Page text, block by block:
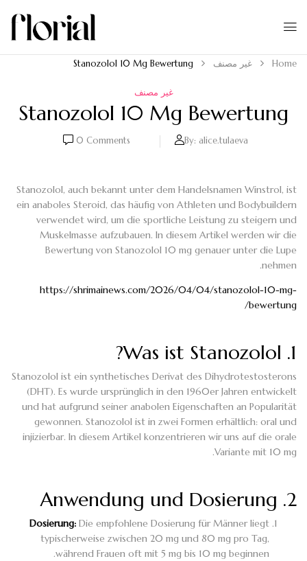
Home غير مصنف Stanozolol 10 Mg Bewertung
غير مصنف
Stanozolol 10 Mg Bewertung
By: alice.tulaeva
0 Comments
Stanozolol, auch bekannt unter dem Handelsnamen Winstrol, ist
ein anaboles Steroid, das häufig von Athleten und Bodybuildern
verwendet wird, um die sportliche Leistung zu steigern und
Muskelmasse aufzubauen. In diesem Artikel werden wir die
Bewertung von Stanozolol 10 mg genauer unter die Lupe
nehmen.
https://shrimainews.com/2026/04/04/stanozolol-10-mg-
bewertung/
1. Was ist Stanozolol?
Stanozolol ist ein synthetisches Derivat des Dihydrotestosterons
(DHT). Es wurde ursprünglich in den 1960er Jahren entwickelt
und hat aufgrund seiner anabolen Eigenschaften an Popularität
gewonnen. Stanozolol ist in zwei Formen erhältlich: oral und
injizierbar. In diesem Artikel konzentrieren wir uns auf die orale
Variante mit 10 mg.
2. Anwendung und Dosierung
Dosierung: Die empfohlene Dosierung für Männer liegt
typischerweise zwischen 20 mg und 80 mg pro Tag,
während Frauen oft mit 5 mg bis 10 mg beginnen.